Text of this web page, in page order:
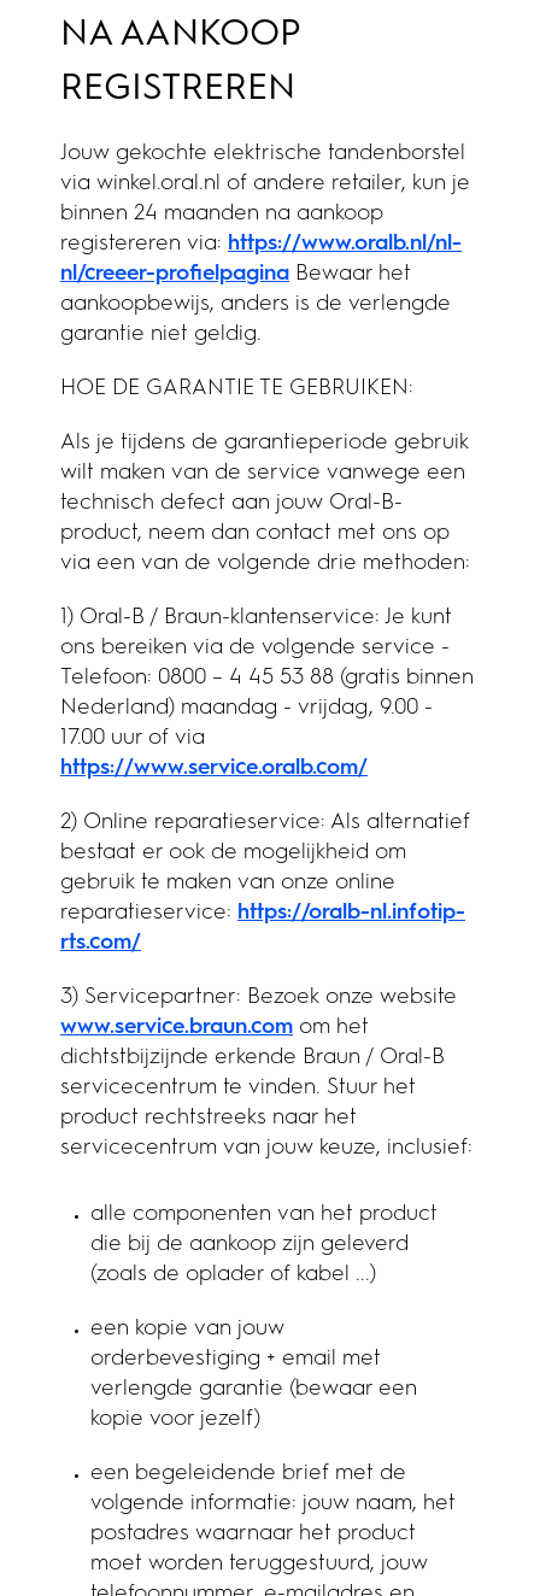
NA AANKOOP
REGISTREREN
Jouw gekochte elektrische tandenborstel
via winkel.oral.nl of andere retailer, kun je
binnen 24 maanden na aankoop
registereren via: https://www.oralb.nl/nl-
nl/creeer-profielpagina Bewaar het
aankoopbewijs, anders is de verlengde
garantie niet geldig.
HOE DE GARANTIE TE GEBRUIKEN:
Als je tijdens de garantieperiode gebruik
wilt maken van de service vanwege een
technisch defect aan jouw Oral-B-
product, neem dan contact met ons op
via een van de volgende drie methoden:
1) Oral-B / Braun-klantenservice: Je kunt
ons bereiken via de volgende service -
Telefoon: 0800 – 4 45 53 88 (gratis binnen
Nederland) maandag - vrijdag, 9.00 -
17.00 uur of via
https://www.service.oralb.com/
2) Online reparatieservice: Als alternatief
bestaat er ook de mogelijkheid om
gebruik te maken van onze online
reparatieservice: https://oralb-nl.infotip-
rts.com/
3) Servicepartner: Bezoek onze website
www.service.braun.com om het
dichtstbijzijnde erkende Braun / Oral-B
servicecentrum te vinden. Stuur het
product rechtstreeks naar het
servicecentrum van jouw keuze, inclusief:
alle componenten van het product
die bij de aankoop zijn geleverd
(zoals de oplader of kabel ...)
een kopie van jouw
orderbevestiging + email met
verlengde garantie (bewaar een
kopie voor jezelf)
een begeleidende brief met de
volgende informatie: jouw naam, het
postadres waarnaar het product
moet worden teruggestuurd, jouw